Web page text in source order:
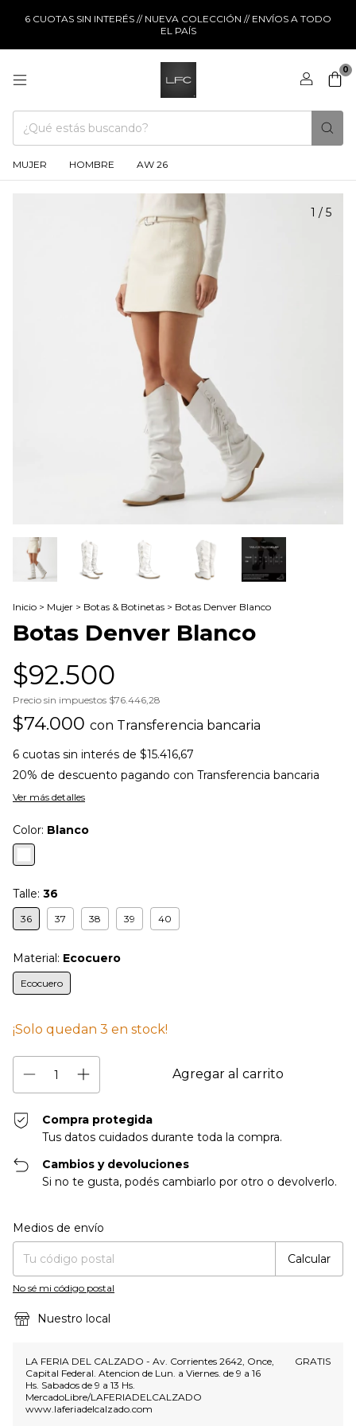
6 CUOTAS SIN INTERÉS // NUEVA COLECCIÓN // ENVÍOS A TODO
EL PAÍS
0
MUJER HOMBRE AW 26
1 / 5
Inicio > Mujer > Botas & Botinetas > Botas Denver Blanco
Botas Denver Blanco
$92.500
Precio sin impuestos $76.446,28
$74.000 con Transferencia bancaria
6 cuotas sin interés de $15.416,67
20% de descuento pagando con Transferencia bancaria
Ver más detalles
Color: Blanco
Talle: 36
36 37 38 39 40
Material: Ecocuero
Ecocuero
¡Solo quedan 3 en stock!
Compra protegida
Tus datos cuidados durante toda la compra.
Cambios y devoluciones
Si no te gusta, podés cambiarlo por otro o devolverlo.
Entregas para el CP:
Medios de envío
Calcular
No sé mi código postal
Nuestro local
LA FERIA DEL CALZADO - Av. Corrientes 2642, Once,
Capital Federal. Atencion de Lun. a Viernes. de 9 a 16
Hs. Sabados de 9 a 13 Hs.
MercadoLibre/LAFERIADELCALZADO
www.laferiadelcalzado.com
GRATIS